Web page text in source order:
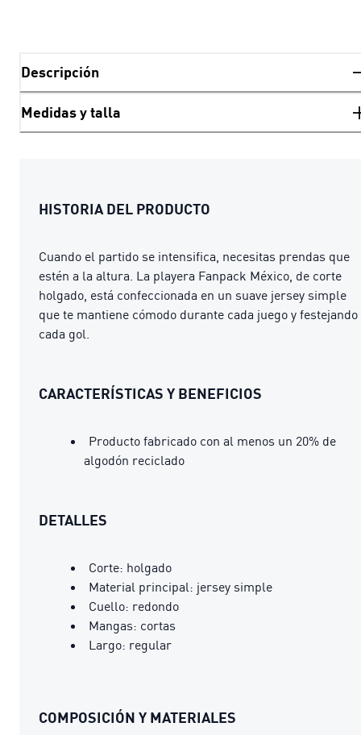
Descripción
Medidas y talla
HISTORIA DEL PRODUCTO
Cuando el partido se intensifica, necesitas prendas que
estén a la altura. La playera Fanpack México, de corte
holgado, está confeccionada en un suave jersey simple
que te mantiene cómodo durante cada juego y festejando
cada gol.
CARACTERÍSTICAS Y BENEFICIOS
Producto fabricado con al menos un 20% de
algodón reciclado
DETALLES
Corte: holgado
Material principal: jersey simple
Cuello: redondo
Mangas: cortas
Largo: regular
COMPOSICIÓN Y MATERIALES